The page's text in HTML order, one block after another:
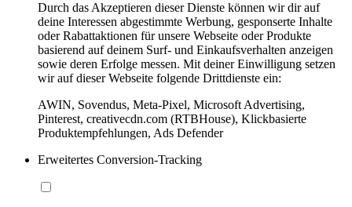
Durch das Akzeptieren dieser Dienste können wir dir auf
deine Interessen abgestimmte Werbung, gesponserte Inhalte
oder Rabattaktionen für unsere Webseite oder Produkte
basierend auf deinem Surf- und Einkaufsverhalten anzeigen
sowie deren Erfolge messen. Mit deiner Einwilligung setzen
wir auf dieser Webseite folgende Drittdienste ein:
AWIN, Sovendus, Meta-Pixel, Microsoft Advertising,
Pinterest, creativecdn.com (RTBHouse), Klickbasierte
Produktempfehlungen, Ads Defender
Erweitertes Conversion-Tracking